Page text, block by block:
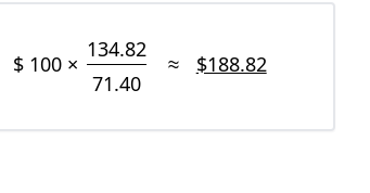
$ 100 ×
134.82
71.40
≈ $188.82